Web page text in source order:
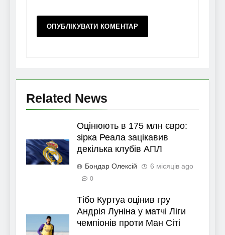
Related News
Оцінюють в 175 млн євро:
зірка Реала зацікавив
декілька клубів АПЛ
Бондар Олексій 6 місяців ago
0
Тібо Куртуа оцінив гру
Андрія Луніна у матчі Ліги
чемпіонів проти Ман Сіті